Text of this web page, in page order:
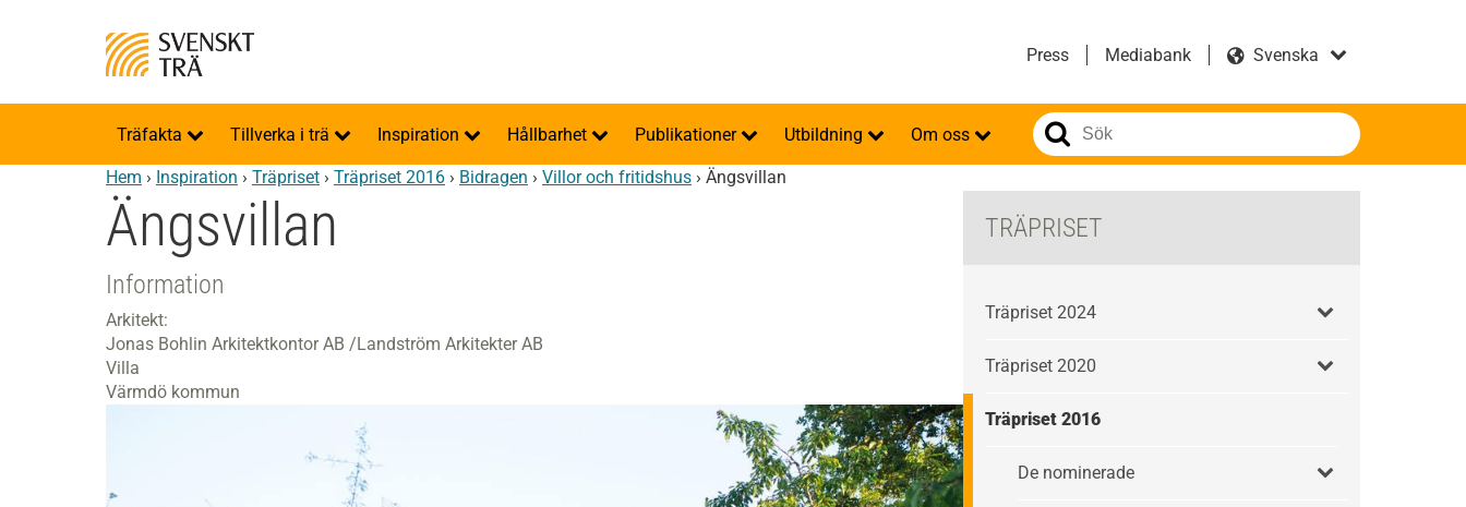
Press Mediabank
Träfakta Tillverka i trä Inspiration Hållbarhet Publikationer Utbildning Om oss
Hem › Inspiration › Träpriset › Träpriset 2016 › Bidragen › Villor och fritidshus › Ängsvillan
Ängsvillan
Information
Arkitekt:
Jonas Bohlin Arkitektkontor AB /Landström Arkitekter AB
Villa
Värmdö kommun
TRÄPRISET
Träpriset 2024
Träpriset 2020
Träpriset 2016
De nominerade